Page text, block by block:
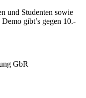
und Studenten sowie
gibt’s gegen 10.-
GbR